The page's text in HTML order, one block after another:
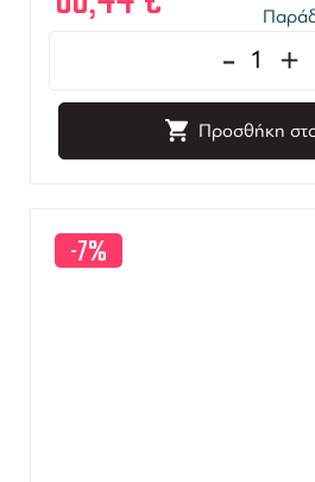
- +
Προσθήκη
-7%